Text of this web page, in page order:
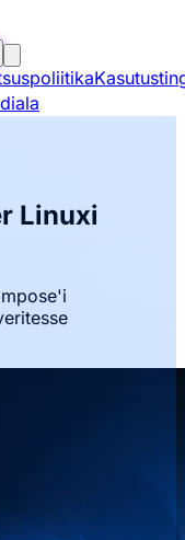
Linuxi